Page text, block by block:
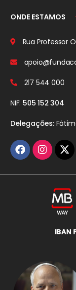
ONDE ESTAMOS
Rua Professor
217 544 000
NIF: 505 152 304
Delegações:
IBAN